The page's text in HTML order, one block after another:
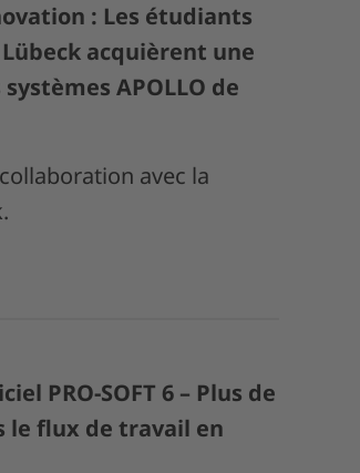
: Les étudiants
acquièrent une
APOLLO de
avec la
PRO-SOFT 6 – Plus de
flux de travail en